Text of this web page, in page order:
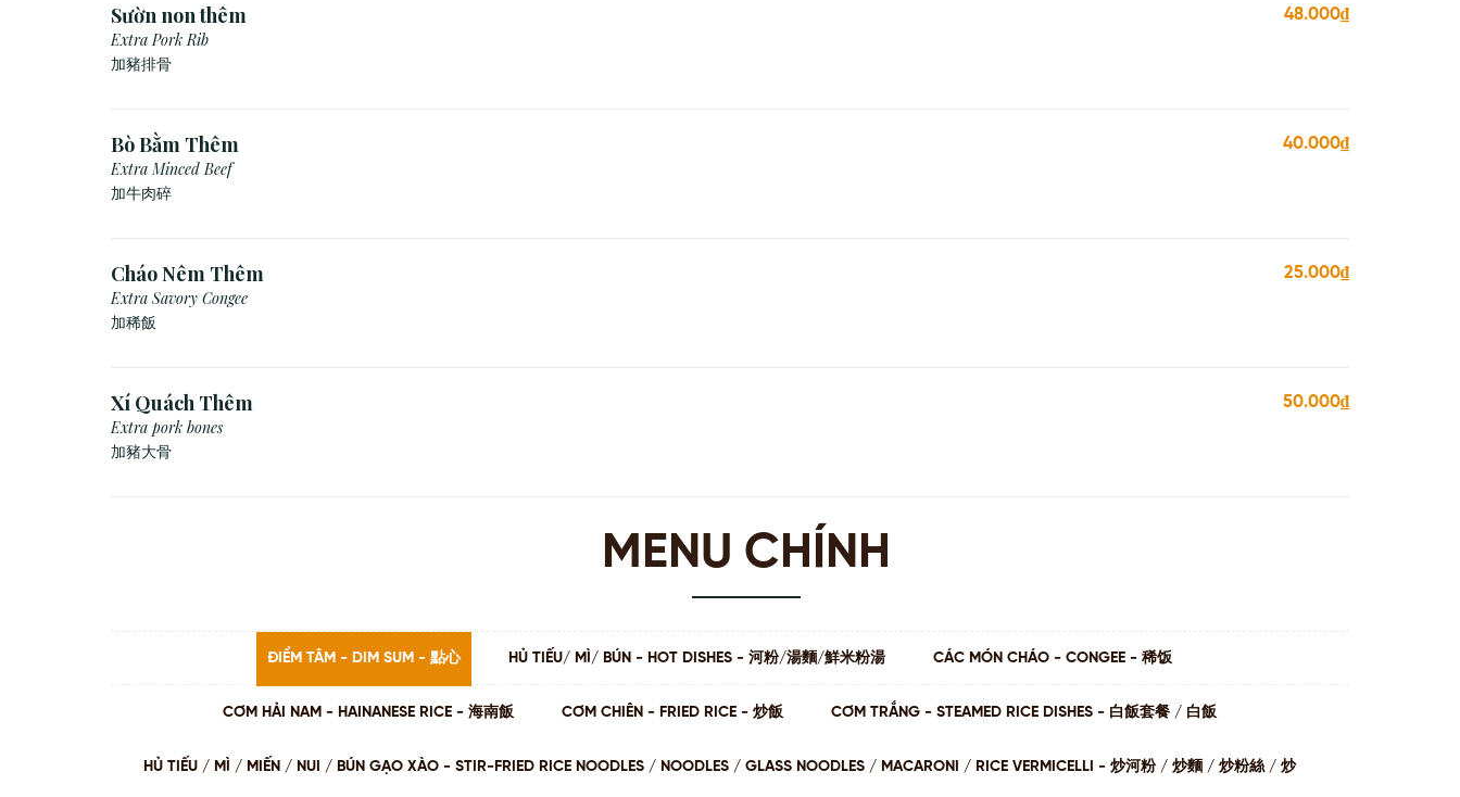
Sườn non thêm
Extra Pork Rib
加豬排骨
48.000₫
Bò Bằm Thêm
Extra Minced Beef
加牛肉碎
40.000₫
Cháo Nêm Thêm
Extra Savory Congee
加稀飯
25.000₫
Xí Quách Thêm
Extra pork bones
加豬大骨
50.000₫
MENU CHÍNH
ĐIỂM TÂM - DIM SUM - 點心 HỦ TIẾU/ MÌ/ BÚN - HOT DISHES - 河粉/湯麵/鮮米粉湯 CÁC MÓN CHÁO - CONGEE - 稀饭
CƠM HẢI NAM - HAINANESE RICE - 海南飯 CƠM CHIÊN - FRIED RICE - 炒飯 CƠM TRẮNG - STEAMED RICE DISHES - ⽩飯套餐 / ⽩飯
HỦ TIẾU / MÌ / MIẾN / NUI / BÚN GẠO XÀO - STIR-FRIED RICE NOODLES / NOODLES / GLASS NOODLES / MACARONI / RICE VERMICELLI - 炒河粉 / 炒麵 / 炒粉絲 / 炒